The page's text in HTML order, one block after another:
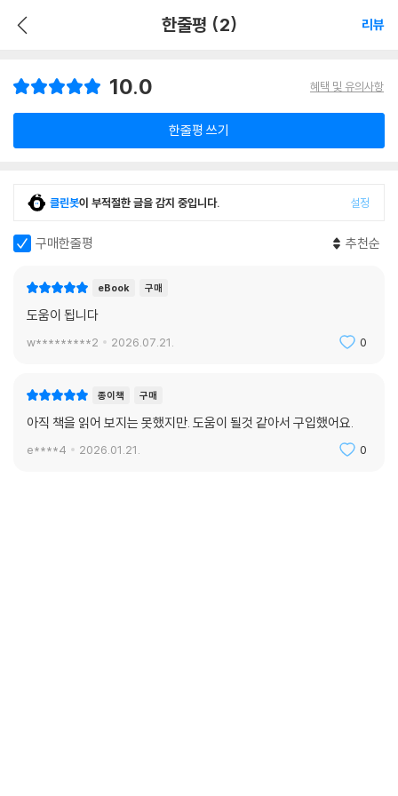
한줄평 (2) 리뷰
10.0 혜택 및 유의사항
한줄평 쓰기
클린봇이 부적절한 글을 감지 중입니다. 설정
구매한줄평 추천순
eBook 구매
도움이 됩니다
w*********2 2026.07.21. 0
종이책 구매
아직 책을 읽어 보지는 못했지만. 도움이 될것 같아서 구입했어요.
e****4 2026.01.21. 0